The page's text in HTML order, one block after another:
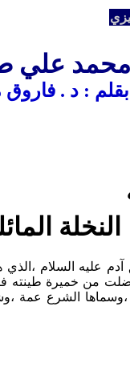
علي طه
بقلم : د .
النخلة
آدم عليه السلام
من خميرة طينته
الشرع عمة